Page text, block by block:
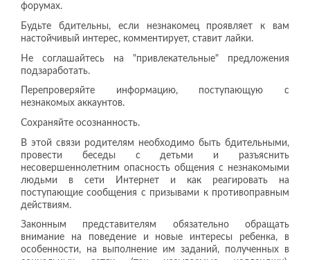
форумах.
Будьте бдительны, если незнакомец проявляет к вам
настойчивый интерес, комментирует, ставит лайки.
Не соглашайтесь на "привлекательные" предложения
подзаработать.
Перепроверяйте информацию, поступающую с
незнакомых аккаунтов.
Сохраняйте осознанность.
В этой связи родителям необходимо быть бдительными,
провести беседы с детьми и разъяснить
несовершеннолетним опасность общения с незнакомыми
людьми в сети Интернет и как реагировать на
поступающие сообщения с призывами к противоправным
действиям.
Законным представителям обязательно обращать
внимание на поведение и новые интересы ребенка, в
особенности, на выполнение им заданий, полученных в